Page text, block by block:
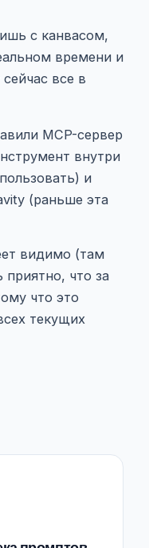
с канвасом,
времени и
все в
MCP-сервер
внутри
и
(раньше эта
видимо (там
что за
что это
текущих